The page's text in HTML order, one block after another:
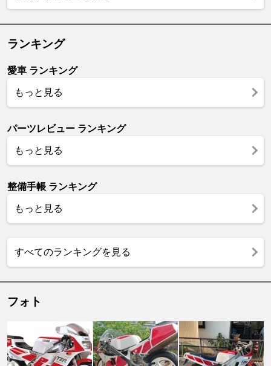
ランキング
愛車 ランキング
もっと見る
パーツレビュー ランキング
もっと見る
整備手帳 ランキング
もっと見る
すべてのランキングを見る
フォト